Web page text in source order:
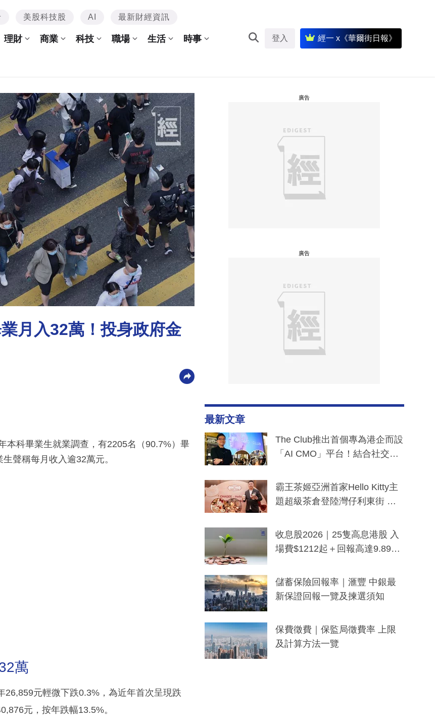
美股科技股 AI 最新財經資訊
理財 商業 科技 職場 生活 時事 登入 經一 x《華爾街日報》
月入32萬！投身政府金
本科畢業生就業調查，有2205名（90.7%）畢
聲稱每月收入逾32萬元。
萬
元輕微下跌0.3%，為近年首次呈現跌
元，按年跌幅13.5%。
廣告
廣告
最新文章
The Club推出首個專為港企而設
「AI CMO」平台！結合社交聆
分鐘生成「貼地」宣傳短片
霸王茶姬亞洲首家Hello Kitty主
題超級茶倉登陸灣仔利東街 推
y及香港限定特調系列
收息股2026｜25隻高息港股 入
場費$1212起＋回報高達9.89
儲蓄保險回報率｜滙豐 中銀最
新保證回報一覽及揀選須知
保費徵費｜保監局徵費率 上限
及計算方法一覽